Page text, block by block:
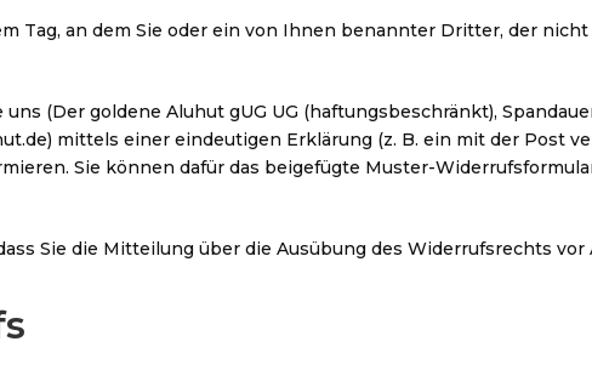
Tag, an dem Sie oder ein von Ihnen benannter Dritter, der
(Der goldene Aluhut gUG UG (haftungsbeschränkt), Spandauer
mittels einer eindeutigen Erklärung (z. B. ein mit der Post
Sie können dafür das beigefügte Muster-
Sie die Mitteilung über die Ausübung des Widerrufsrechts